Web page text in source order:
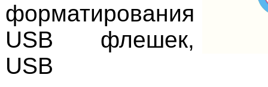
форматирования
USB флешек,
USB